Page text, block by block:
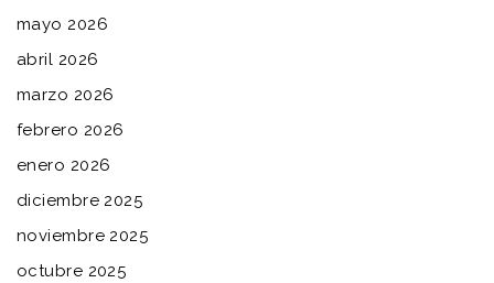
mayo 2026
abril 2026
marzo 2026
febrero 2026
enero 2026
diciembre 2025
noviembre 2025
octubre 2025